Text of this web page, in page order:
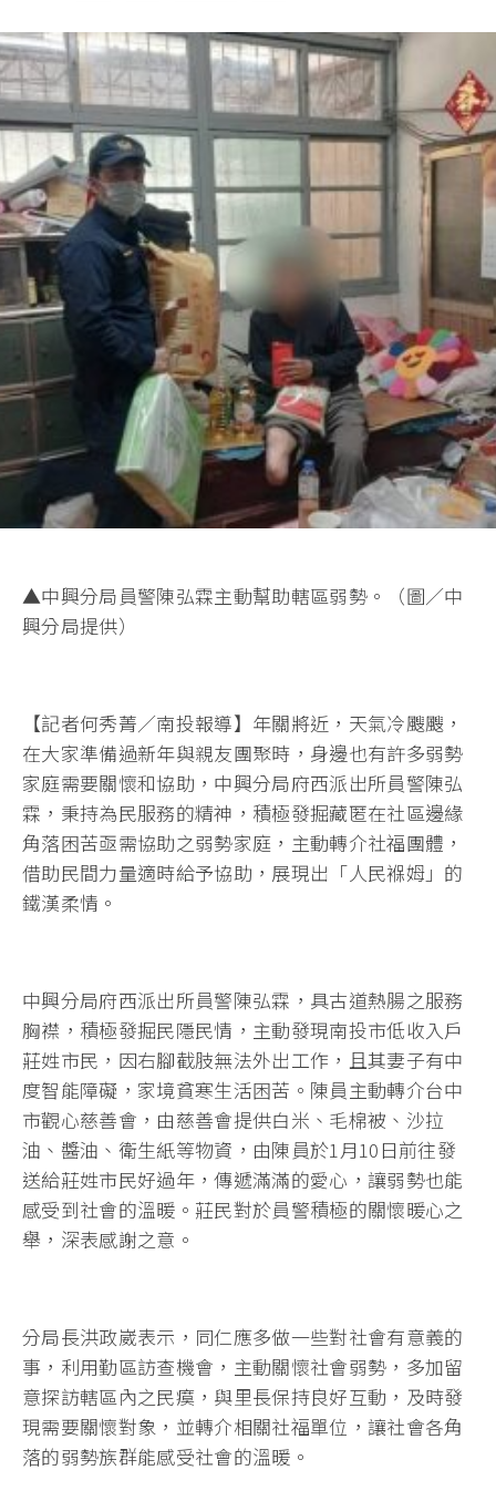
▲中興分局員警陳弘霖主動幫助轄區弱勢。（圖／中
興分局提供）
【記者何秀菁／南投報導】年關將近，天氣冷颼颼，
在大家準備過新年與親友團聚時，身邊也有許多弱勢
家庭需要關懷和協助，中興分局府西派出所員警陳弘
霖，秉持為民服務的精神，積極發掘藏匿在社區邊緣
角落困苦亟需協助之弱勢家庭，主動轉介社福團體，
借助民間力量適時給予協助，展現出「人民褓姆」的
鐵漢柔情。
中興分局府西派出所員警陳弘霖，具古道熱腸之服務
胸襟，積極發掘民隱民情，主動發現南投市低收入戶
莊姓市民，因右腳截肢無法外出工作，且其妻子有中
度智能障礙，家境貧寒生活困苦。陳員主動轉介台中
市觀心慈善會，由慈善會提供白米、毛棉被、沙拉
油、醬油、衛生紙等物資，由陳員於1月10日前往發
送給莊姓市民好過年，傳遞滿滿的愛心，讓弱勢也能
感受到社會的溫暖。莊民對於員警積極的關懷暖心之
舉，深表感謝之意。
分局長洪政崴表示，同仁應多做一些對社會有意義的
事，利用勤區訪查機會，主動關懷社會弱勢，多加留
意探訪轄區內之民瘼，與里長保持良好互動，及時發
現需要關懷對象，並轉介相關社福單位，讓社會各角
落的弱勢族群能感受社會的溫暖。